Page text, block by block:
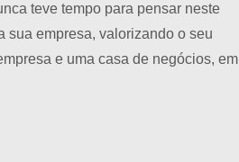
teve tempo para pensar neste
sua empresa, valorizando o seu
e uma casa de negócios, em